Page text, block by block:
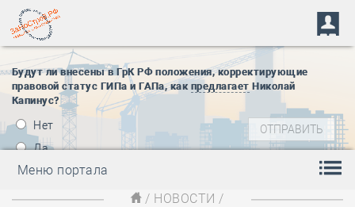
Будут ли внесены в ГрК РФ положения, корректирующие
правовой статус ГИПа и ГАПа, как предлагает Николай
Капинус?
Нет
Да
Меню портала
/ НОВОСТИ /